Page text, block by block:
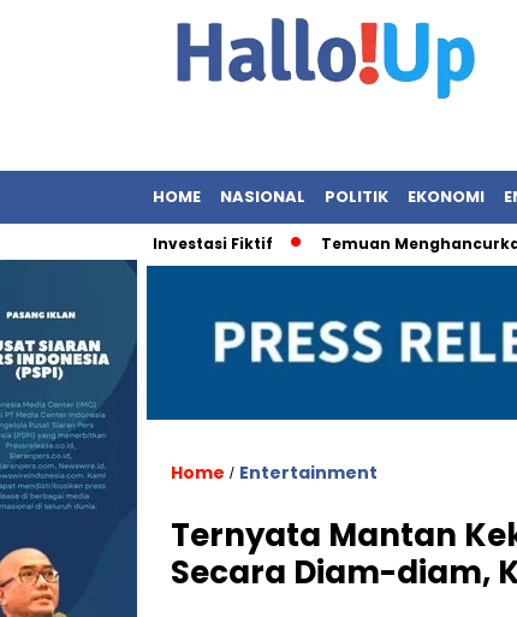
HOME NASIONAL POLITIK EKONOMI
Hukum Investasi Fiktif Temuan Menghancurkan: 9 OBA
Home / Entertainment
Ternyata Mantan
Secara Diam-diam,